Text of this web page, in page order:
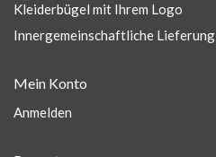
Kleiderbügel mit Ihrem Logo
Innergemeinschaftliche Lieferung
Mein Konto
Anmelden